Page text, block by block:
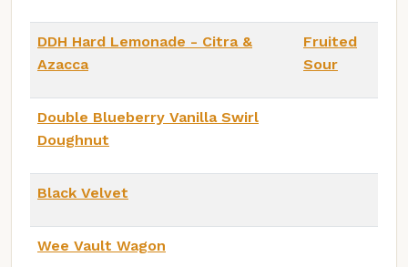
DDH Hard Lemonade - Citra &
Azacca
Fruited
Sour
Double Blueberry Vanilla Swirl
Doughnut
Black Velvet
Wee Vault Wagon